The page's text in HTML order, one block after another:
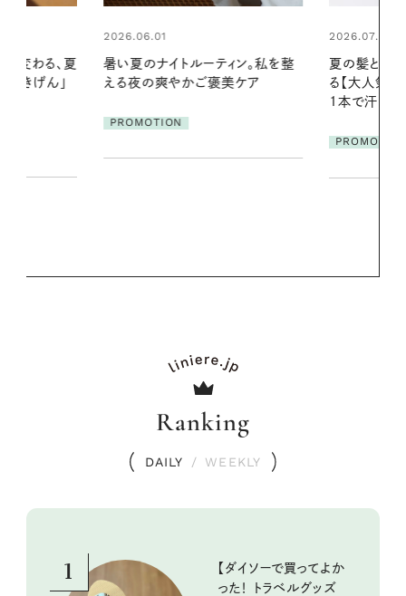
ン。私を整
ケア
2026.07.24
夏の髪と心が瞬時にリフレッシュす
る【大人気のドライシャンプー】 この
2026.06.01
真夏に向け
やりジェルと
地よくうるお
Ranking
DAILY / WEEKLY
1
【ダイソーで買ってよか
った！ トラベルグッズ